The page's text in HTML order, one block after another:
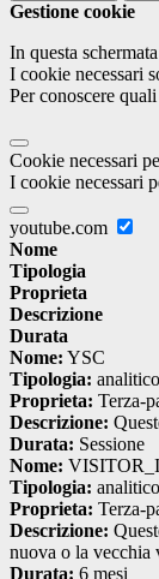
Gestione cookie
In questa
I cookie necessari
Per conoscere
Cookie necessari
I cookie necessari
youtube.com
Nome
Tipologia
Proprieta
Descrizione
Durata
Nome: YSC
Tipologia: analitico
Proprieta: Terza-
Descrizione:
Durata: Sessione
Nome:
Tipologia: analitico
Proprieta: Terza-
Descrizione:
nuova o la vecchia
Durata: 6 mesi